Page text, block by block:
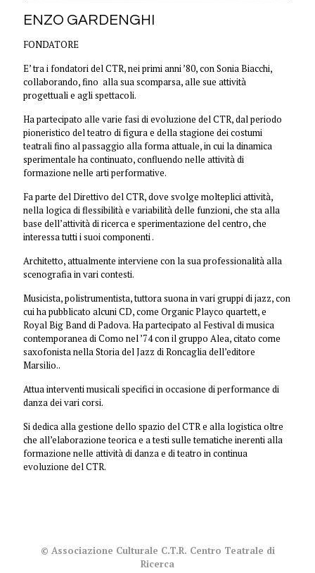
ENZO GARDENGHI
FONDATORE
E’ tra i fondatori del CTR, nei primi anni ’80, con Sonia Biacchi,
collaborando, fino alla sua scomparsa, alle sue attività
progettuali e agli spettacoli.
Ha partecipato alle varie fasi di evoluzione del CTR, dal periodo
pioneristico del teatro di figura e della stagione dei costumi
teatrali fino al passaggio alla forma attuale, in cui la dinamica
sperimentale ha continuato, confluendo nelle attività di
formazione nelle arti performative.
Fa parte del Direttivo del CTR, dove svolge molteplici attività,
nella logica di flessibilità e variabilità delle funzioni, che sta alla
base dell’attività di ricerca e sperimentazione del centro, che
interessa tutti i suoi componenti .
Architetto, attualmente interviene con la sua professionalità alla
scenografia in vari contesti.
Musicista, polistrumentista, tuttora suona in vari gruppi di jazz, con
cui ha pubblicato alcuni CD, come Organic Playco quartett, e
Royal Big Band di Padova. Ha partecipato al Festival di musica
contemporanea di Como nel ’74 con il gruppo Alea, citato come
saxofonista nella Storia del Jazz di Roncaglia dell’editore
Marsilio..
Attua interventi musicali specifici in occasione di performance di
danza dei vari corsi.
Si dedica alla gestione dello spazio del CTR e alla logistica oltre
che all’elaborazione teorica e a testi sulle tematiche inerenti alla
formazione nelle attività di danza e di teatro in continua
evoluzione del CTR.
© Associazione Culturale C.T.R. Centro Teatrale di
Ricerca